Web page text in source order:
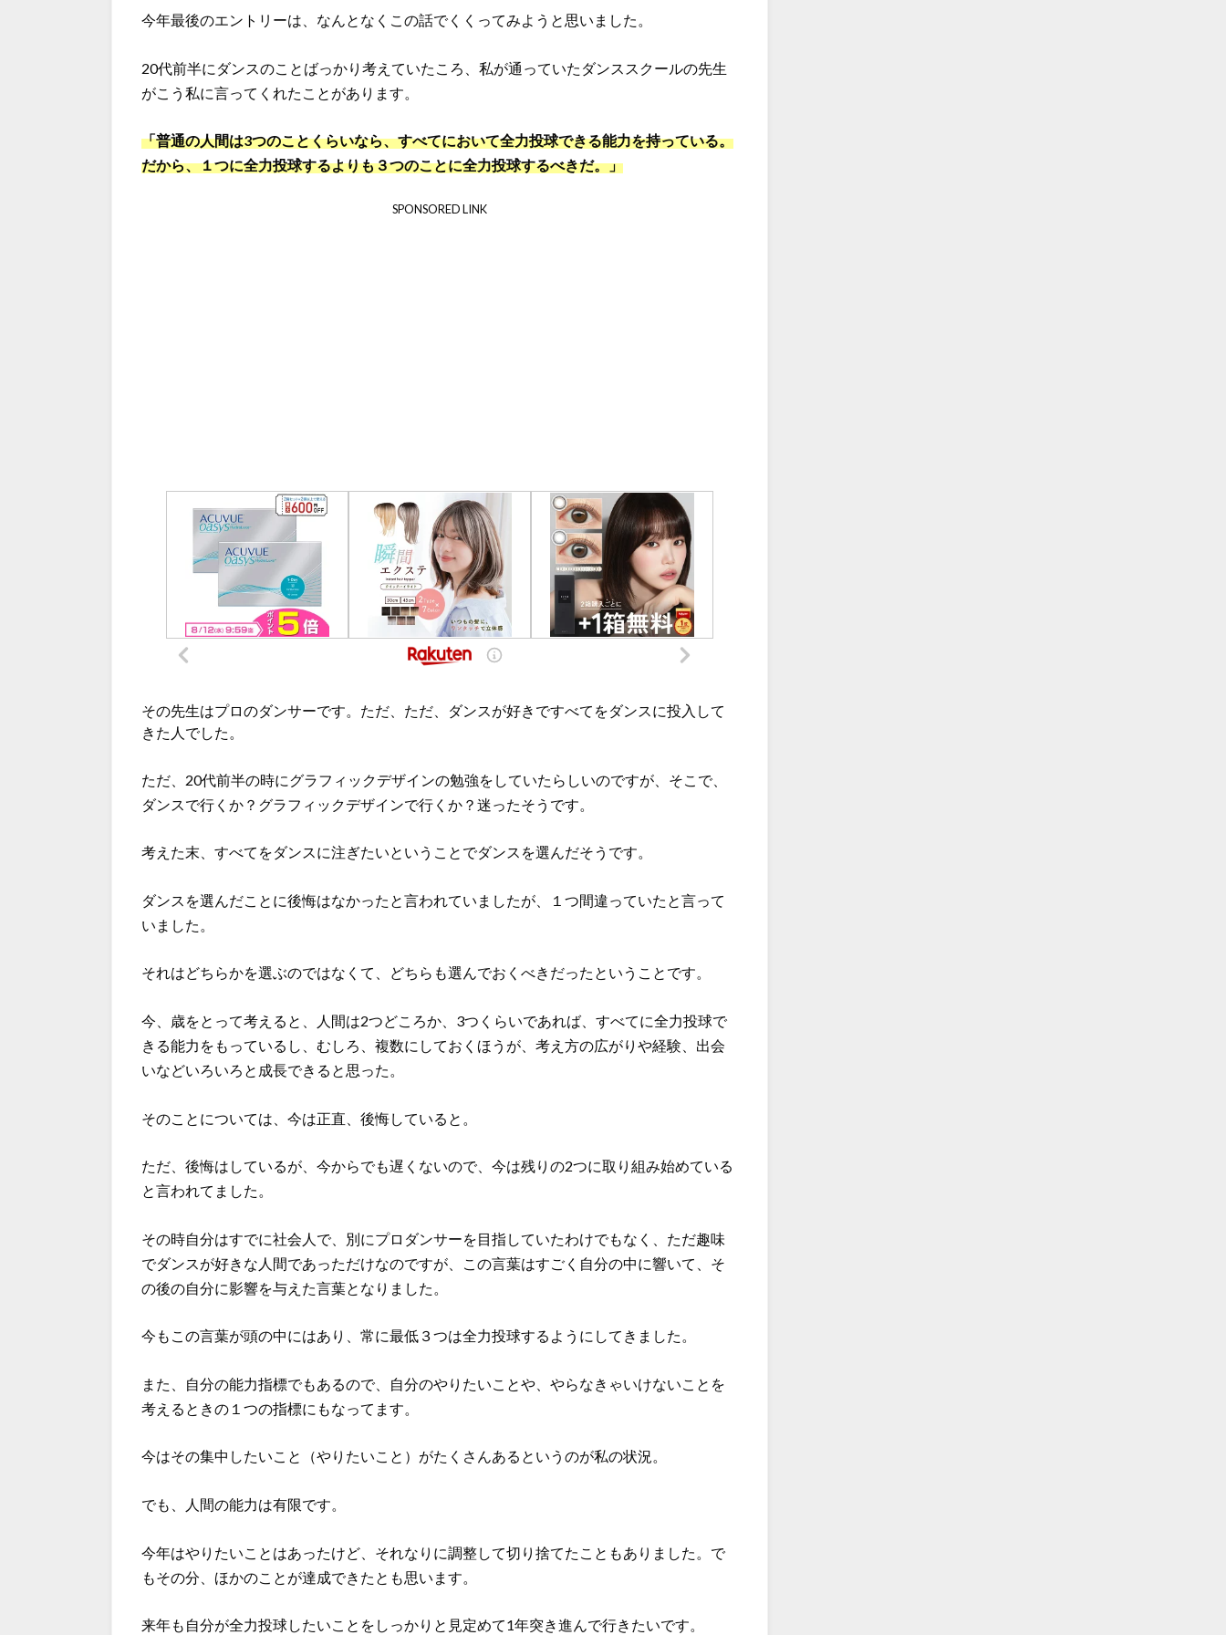
今年最後のエントリーは、なんとなくこの話でくくってみようと思いました。
20代前半にダンスのことばっかり考えていたころ、私が通っていたダンススクールの先生
がこう私に言ってくれたことがあります。
「普通の人間は3つのことくらいなら、すべてにおいて全力投球できる能力を持っている。
だから、１つに全力投球するよりも３つのことに全力投球するべきだ。」
SPONSORED LINK
その先生はプロのダンサーです。ただ、ただ、ダンスが好きですべてをダンスに投入して
きた人でした。
ただ、20代前半の時にグラフィックデザインの勉強をしていたらしいのですが、そこで、
ダンスで行くか？グラフィックデザインで行くか？迷ったそうです。
考えた末、すべてをダンスに注ぎたいということでダンスを選んだそうです。
ダンスを選んだことに後悔はなかったと言われていましたが、１つ間違っていたと言って
いました。
それはどちらかを選ぶのではなくて、どちらも選んでおくべきだったということです。
今、歳をとって考えると、人間は2つどころか、3つくらいであれば、すべてに全力投球で
きる能力をもっているし、むしろ、複数にしておくほうが、考え方の広がりや経験、出会
いなどいろいろと成長できると思った。
そのことについては、今は正直、後悔していると。
ただ、後悔はしているが、今からでも遅くないので、今は残りの2つに取り組み始めている
と言われてました。
その時自分はすでに社会人で、別にプロダンサーを目指していたわけでもなく、ただ趣味
でダンスが好きな人間であっただけなのですが、この言葉はすごく自分の中に響いて、そ
の後の自分に影響を与えた言葉となりました。
今もこの言葉が頭の中にはあり、常に最低３つは全力投球するようにしてきました。
また、自分の能力指標でもあるので、自分のやりたいことや、やらなきゃいけないことを
考えるときの１つの指標にもなってます。
今はその集中したいこと（やりたいこと）がたくさんあるというのが私の状況。
でも、人間の能力は有限です。
今年はやりたいことはあったけど、それなりに調整して切り捨てたこともありました。で
もその分、ほかのことが達成できたとも思います。
来年も自分が全力投球したいことをしっかりと見定めて1年突き進んで行きたいです。